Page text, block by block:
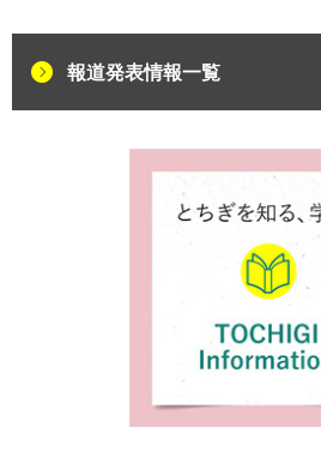
報道発表情報一覧